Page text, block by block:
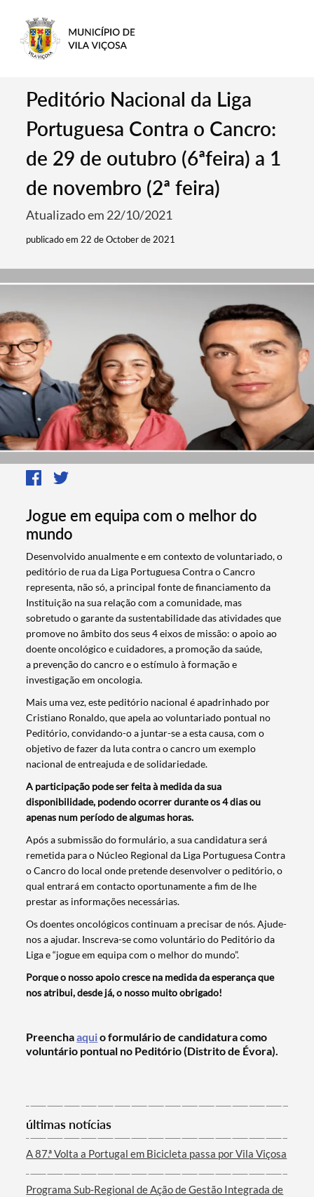
Termo de Pesquisa
Categorias gerais
Peditório Nacional da Liga
Portuguesa Contra o Cancro:
de 29 de outubro (6ªfeira) a 1
de novembro (2ª feira)
Atualizado em 22/10/2021
publicado em 22 de October de 2021
Jogue em equipa com o melhor do
mundo
Desenvolvido anualmente e em contexto de voluntariado, o
peditório de rua da Liga Portuguesa Contra o Cancro
representa, não só, a principal fonte de financiamento da
Instituição na sua relação com a comunidade, mas
sobretudo o garante da sustentabilidade das atividades que
promove no âmbito dos seus 4 eixos de missão: o apoio ao
doente oncológico e cuidadores, a promoção da saúde,
a prevenção do cancro e o estímulo à formação e
investigação em oncologia.
Mais uma vez, este peditório nacional é apadrinhado por
Cristiano Ronaldo, que apela ao voluntariado pontual no
Peditório, convidando-o a juntar-se a esta causa, com o
objetivo de fazer da luta contra o cancro um exemplo
nacional de entreajuda e de solidariedade.
A participação pode ser feita à medida da sua
disponibilidade, podendo ocorrer durante os 4 dias ou
apenas num período de algumas horas.
Após a submissão do formulário, a sua candidatura será
remetida para o Núcleo Regional da Liga Portuguesa Contra
o Cancro do local onde pretende desenvolver o peditório, o
qual entrará em contacto oportunamente a fim de lhe
prestar as informações necessárias.
Os doentes oncológicos continuam a precisar de nós. Ajude-
nos a ajudar. Inscreva-se como voluntário do Peditório da
Liga e “jogue em equipa com o melhor do mundo”.
Porque o nosso apoio cresce na medida da esperança que
nos atribui, desde já, o nosso muito obrigado!
Preenchaaquio formulário de candidatura como
voluntário pontual no Peditório (Distrito de Évora).
últimas notícias
A 87.ª Volta a Portugal em Bicicleta passa por Vila Viçosa
Programa Sub-Regional de Ação de Gestão Integrada de